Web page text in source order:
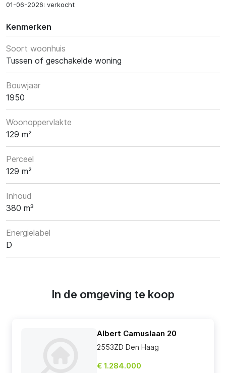
01-06-2026: verkocht
Kenmerken
Soort woonhuis
Tussen of geschakelde woning
Bouwjaar
1950
Woonoppervlakte
129 m²
Perceel
129 m²
Inhoud
380 m³
Energielabel
D
In de omgeving te koop
Albert Camuslaan 20
2553ZD Den Haag
€ 1.284.000